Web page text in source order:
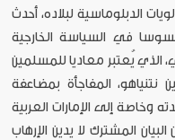
الدبلوماسية لبلاده، أحدث
في السياسة الخارجية
الذي يُعتبر معاديا للمسلمين
نتنياهو، المفاجأة بمضاعفة
وخاصة إلى الإمارات العربية
المشترك لا يدين الإرهاب